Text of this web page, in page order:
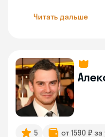
Читать дальше
5 от 1590 ₽